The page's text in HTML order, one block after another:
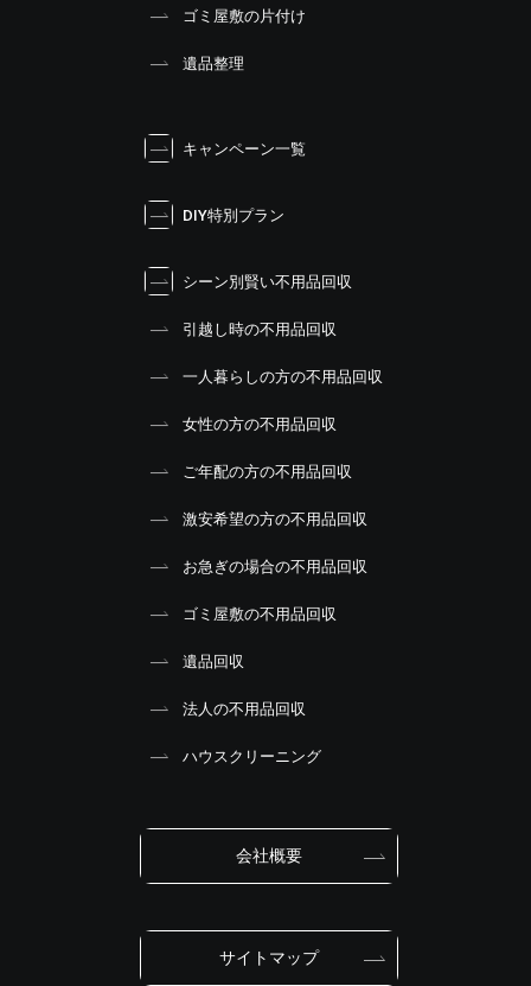
ゴミ屋敷の片付け
遺品整理
キャンペーン一覧
DIY特別プラン
シーン別賢い不用品回収
引越し時の不用品回収
一人暮らしの方の不用品回収
女性の方の不用品回収
ご年配の方の不用品回収
激安希望の方の不用品回収
お急ぎの場合の不用品回収
ゴミ屋敷の不用品回収
遺品回収
法人の不用品回収
ハウスクリーニング
会社概要
サイトマップ